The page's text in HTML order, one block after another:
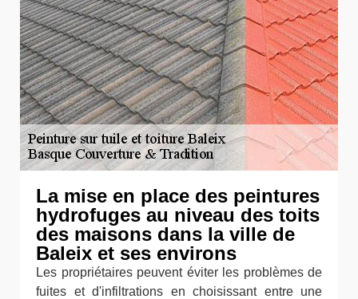
La mise en place des peintures
hydrofuges au niveau des toits
des maisons dans la ville de
Baleix et ses environs
Les propriétaires peuvent éviter les problèmes de
fuites et d'infiltrations en choisissant entre une